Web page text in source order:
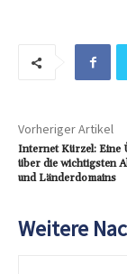
Vorheriger Artikel
Internet Kürzel: Eine
über die wichtigsten
und Länderdomains
Weitere